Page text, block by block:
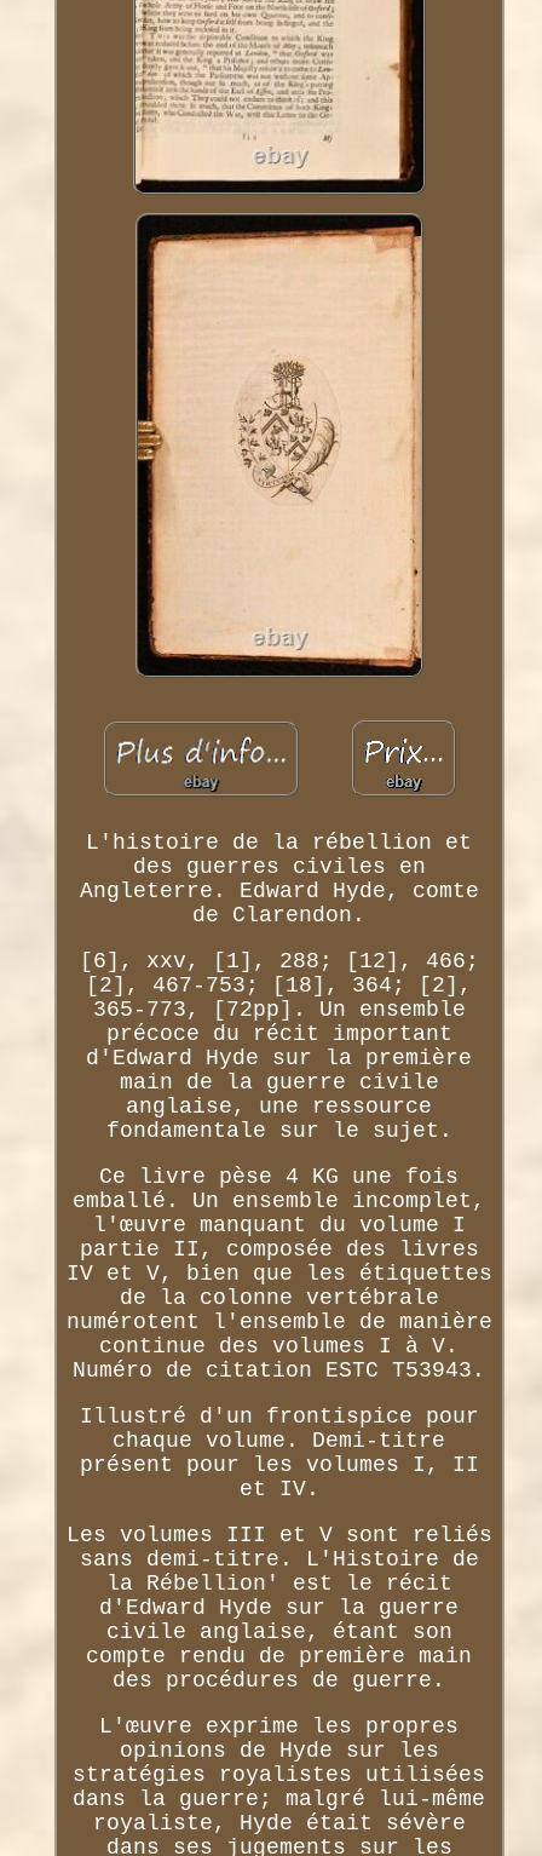
L'histoire de la rébellion et
des guerres civiles en
Angleterre. Edward Hyde, comte
de Clarendon.
[6], xxv, [1], 288; [12], 466;
[2], 467-753; [18], 364; [2],
365-773, [72pp]. Un ensemble
précoce du récit important
d'Edward Hyde sur la première
main de la guerre civile
anglaise, une ressource
fondamentale sur le sujet.
Ce livre pèse 4 KG une fois
emballé. Un ensemble incomplet,
l'œuvre manquant du volume I
partie II, composée des livres
IV et V, bien que les étiquettes
de la colonne vertébrale
numérotent l'ensemble de manière
continue des volumes I à V.
Numéro de citation ESTC T53943.
Illustré d'un frontispice pour
chaque volume. Demi-titre
présent pour les volumes I, II
et IV.
Les volumes III et V sont reliés
sans demi-titre. L'Histoire de
la Rébellion' est le récit
d'Edward Hyde sur la guerre
civile anglaise, étant son
compte rendu de première main
des procédures de guerre.
L'œuvre exprime les propres
opinions de Hyde sur les
stratégies royalistes utilisées
dans la guerre; malgré lui-même
royaliste, Hyde était sévère
dans ses jugements sur les